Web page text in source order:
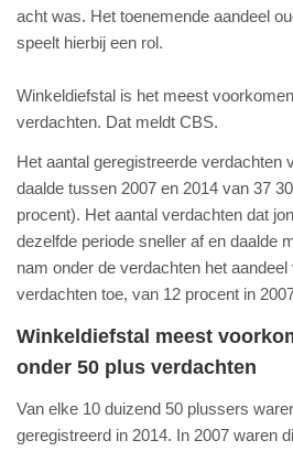
acht was. Het toenemende aandeel
speelt hierbij een rol.
Winkeldiefstal is het meest
verdachten. Dat meldt CBS.
Het aantal geregistreerde verdachten
daalde tussen 2007 en 2014 van 37
procent). Het aantal verdachten dat
dezelfde periode sneller af en daalde
nam onder de verdachten het
verdachten toe, van 12 procent in
Winkeldiefstal meest
onder 50 plus verdachten
Van elke 10 duizend 50 plussers
geregistreerd in 2014. In 2007 waren